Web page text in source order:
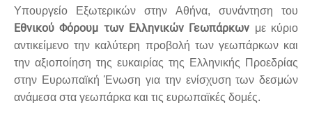
Υπουργείο Εξωτερικών στην Αθήνα, συνάντηση του
Εθνικού Φόρουμ των Ελληνικών Γεωπάρκων με κύριο
αντικείμενο την καλύτερη προβολή των γεωπάρκων και
την αξιοποίηση της ευκαιρίας της Ελληνικής Προεδρίας
στην Ευρωπαϊκή Ένωση για την ενίσχυση των δεσμών
ανάμεσα στα γεωπάρκα και τις ευρωπαϊκές δομές.